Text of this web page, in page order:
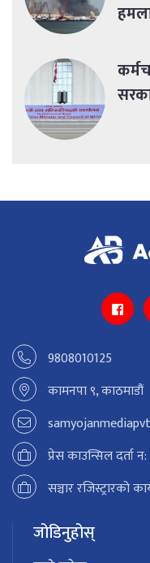
9808010125
कामनपा ९, काठमाडौं
प्रेस काउन्सिल दर्ता
सञ्चार रजिस्ट्रारको
जोडिनुहोस्